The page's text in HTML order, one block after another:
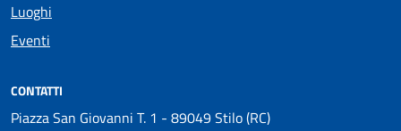
Luoghi
Eventi
CONTATTI
Piazza San Giovanni T. 1 - 89049 Stilo (RC)